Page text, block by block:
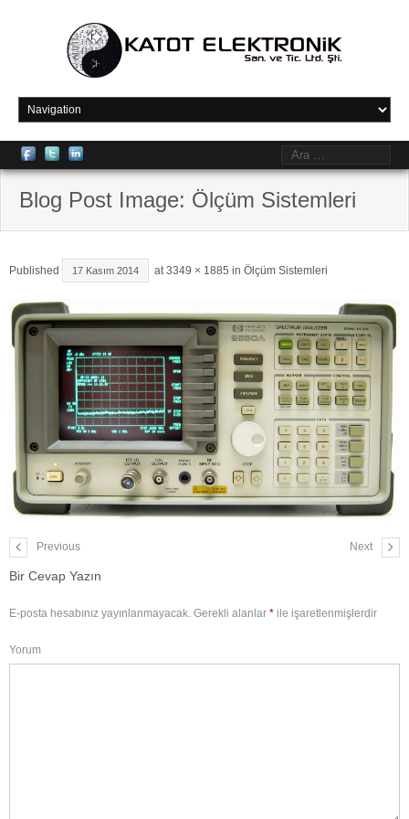
Blog Post Image: Ölçüm Sistemleri
Published 17 Kasım 2014 at3349 × 1885 in Ölçüm Sistemleri
Previous Next
Bir Cevap Yazın
E-posta hesabınız yayınlanmayacak. Gerekli alanlar * ile işaretlenmişlerdir
Yorum